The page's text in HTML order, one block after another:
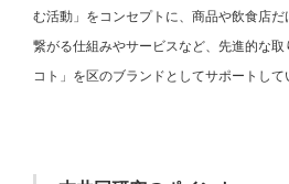
む活動」をコンセプトに、商品や飲食店
繋がる仕組みやサービスなど、先進的な取
コト」を区のブランドとしてサポートして